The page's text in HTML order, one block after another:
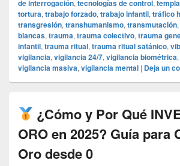
de interrogación, tecnologías de control,
tortura, trabajo forzado, trabajo infantil, tráfico
transgresión, transhumanismo, transmutación,
blancas, trauma, trauma colectivo, trauma
infantil, trauma ritual, trauma ritual satánico,
vigilancia, vigilancia 24/7, vigilancia biométrica,
vigilancia masiva, vigilancia mental | Deja un
¿Cómo y Por Qué
ORO en 2025? Guía para
Oro desde 0